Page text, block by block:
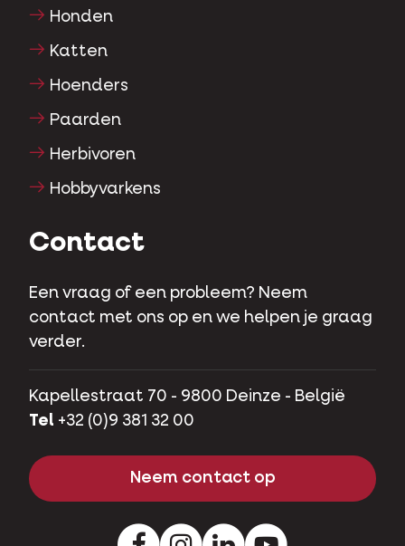
Honden
Katten
Hoenders
Paarden
Herbivoren
Hobbyvarkens
Contact
Een vraag of een probleem? Neem
contact met ons op en we helpen je graag
verder.
Kapellestraat 70 - 9800 Deinze - België
Tel +32 (0)9 381 32 00
Neem contact op
FacebookInstagramLinkedInYoutube